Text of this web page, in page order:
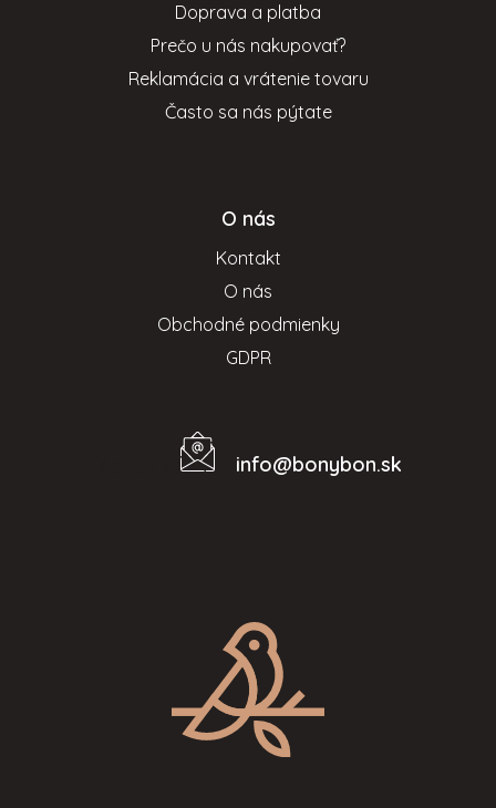
Doprava a platba
Prečo u nás nakupovať?
Reklamácia a vrátenie tovaru
Často sa nás pýtate
O nás
Kontakt
O nás
Obchodné podmienky
GDPR
info@bonybon.sk